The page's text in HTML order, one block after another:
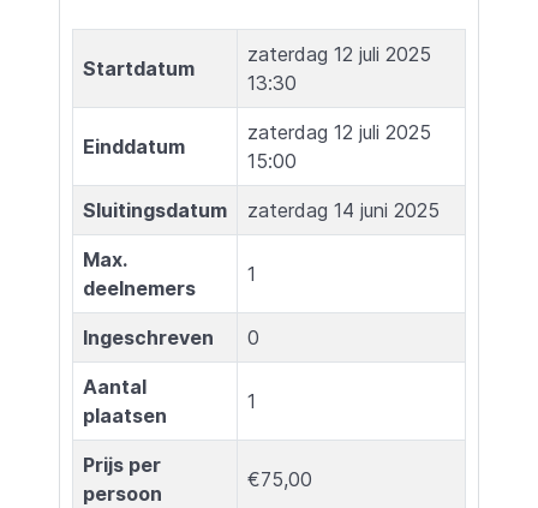
Startdatum
zaterdag 12 juli 2025
13:30
Einddatum
zaterdag 12 juli 2025
15:00
Sluitingsdatum zaterdag 14 juni 2025
Max.
deelnemers
1
Ingeschreven 0
Aantal
plaatsen
1
Prijs per
persoon
€75,00